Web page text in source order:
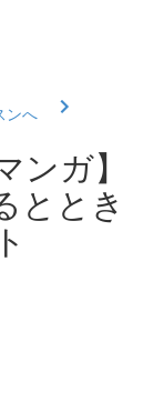
ンへ
ンガ】
ととき